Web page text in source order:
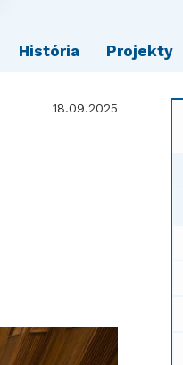
História Projekty
18.09.2025